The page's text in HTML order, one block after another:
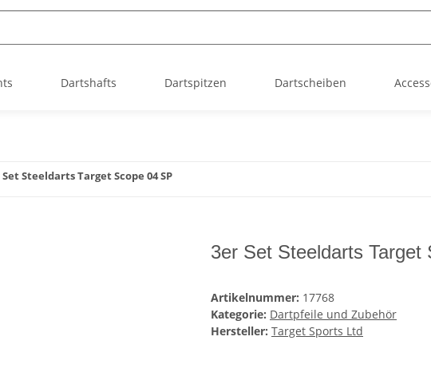
Dartshafts Dartspitzen Dartscheiben
Steeldarts Target Scope 04 SP
3er Set Steeldarts Target
Artikelnummer: 17768
Kategorie: Dartpfeile und Zubehör
Hersteller: Target Sports Ltd